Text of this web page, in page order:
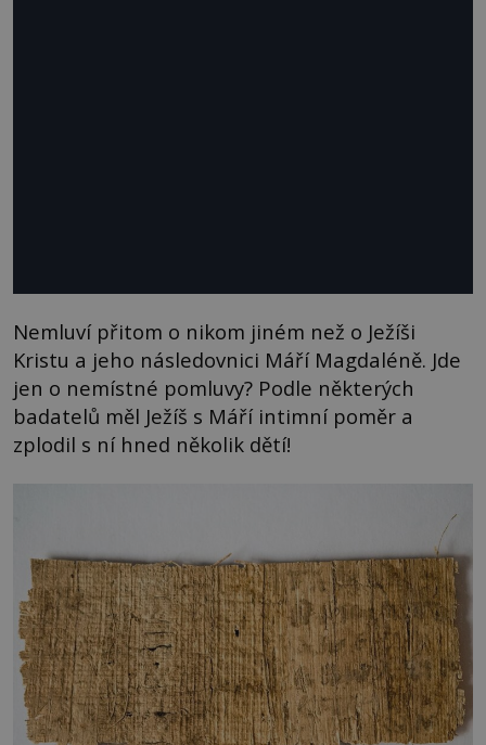
Nemluví přitom o nikom jiném než o Ježíši
Kristu a jeho následovnici Máří Magdaléně. Jde
jen o nemístné pomluvy? Podle některých
badatelů měl Ježíš s Máří intimní poměr a
zplodil s ní hned několik dětí!